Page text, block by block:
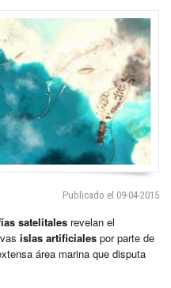
Publicado el 09-04-2015
satelitales revelan el
islas artificiales por parte de
área marina que disputa